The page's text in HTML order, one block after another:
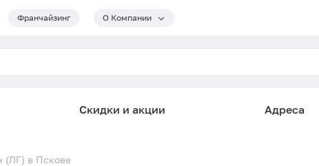
Франчайзинг О Компании
Скидки и акции Адреса
(ЛГ) в Пскове